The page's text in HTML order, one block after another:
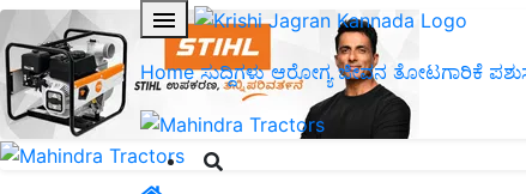
Home ಸುದ್ದಿಗಳು ಆರೋಗ್ಯ ಜೀವನ ತೋಟಗಾರಿಕೆ